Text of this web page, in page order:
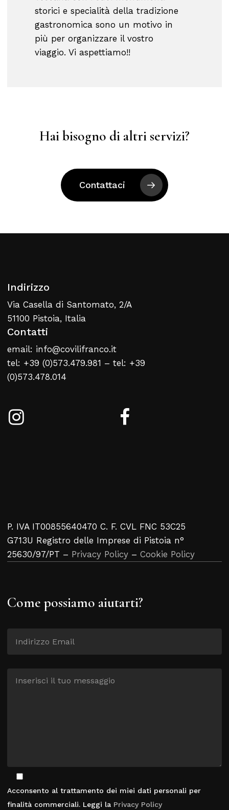
storici e specialità della tradizione
gastronomica sono un motivo in
più per organizzare il vostro
viaggio. Vi aspettiamo!!
Hai bisogno di altri servizi?
Contattaci
Indirizzo
Via Casella di Santomato, 2/A
51100 Pistoia, Italia
Contatti
email: info@covilifranco.it
tel: +39 (0)573.479.981 – tel: +39
(0)573.478.014
P. IVA IT00855640470 C. F. CVL FNC 53C25
G713U Registro delle Imprese di Pistoia n°
25630/97/PT – Privacy Policy – Cookie Policy
Come possiamo aiutarti?
Acconsento al trattamento dei miei dati personali per
finalità commerciali. Leggi la Privacy Policy